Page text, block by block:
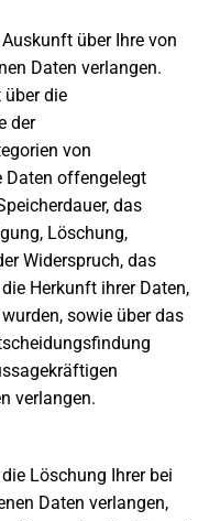
über Ihre von
Daten verlangen.
über die
der
von
Daten offengelegt
das
Löschung,
Widerspruch, das
Herkunft ihrer Daten,
sowie über das
verlangen.
Löschung Ihrer bei
Daten verlangen,